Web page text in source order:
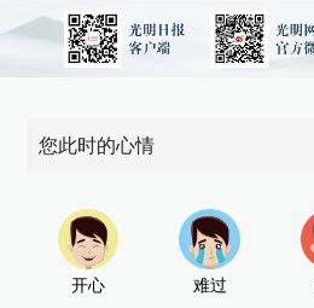
您此时的心情
开心 难过